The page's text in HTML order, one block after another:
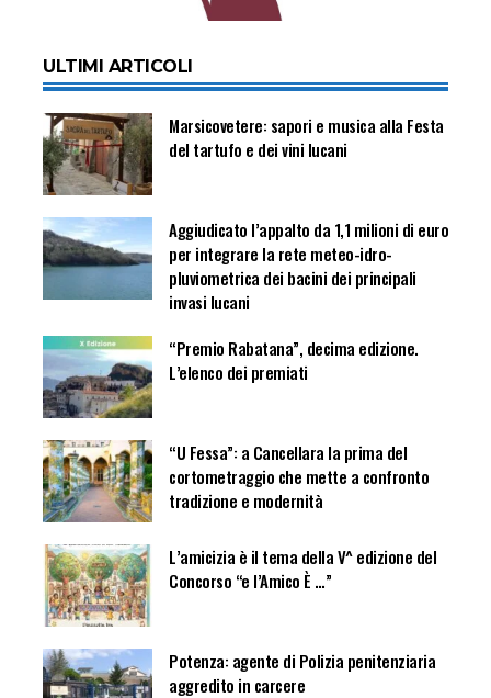
ULTIMI ARTICOLI
Marsicovetere: sapori e musica alla Festa
del tartufo e dei vini lucani
Aggiudicato l’appalto da 1,1 milioni di euro
per integrare la rete meteo-idro-
pluviometrica dei bacini dei principali
invasi lucani
“Premio Rabatana”, decima edizione.
L’elenco dei premiati
“U Fessa”: a Cancellara la prima del
cortometraggio che mette a confronto
tradizione e modernità
L’amicizia è il tema della V^ edizione del
Concorso “e l’Amico È …”
Potenza: agente di Polizia penitenziaria
aggredito in carcere